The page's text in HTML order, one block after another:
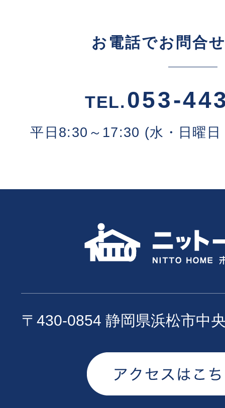
お電話でお問合
TEL.053-
平日8:30～17:30 (水・日曜
〒430-0854 静岡県浜松市中